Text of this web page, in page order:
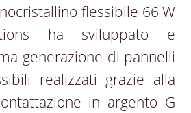
flessibile 66 W
ha sviluppato e
generazione di pannelli
realizzati grazie alla
in argento G